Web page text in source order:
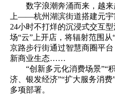
数字浪潮奔涌而来，越来
上——杭州湖滨街道搭建元宇
24小时不打烊的沉浸式交互
场“云”上开店，将辐射范围
京路步行街通过智慧商圈平
新商业生态……
“创新多元化消费场景”“
济、银发经济”“扩大服务消
多项部署。